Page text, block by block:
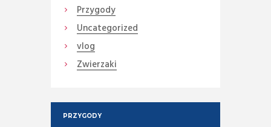
Przygody
Uncategorized
vlog
Zwierzaki
PRZYGODY